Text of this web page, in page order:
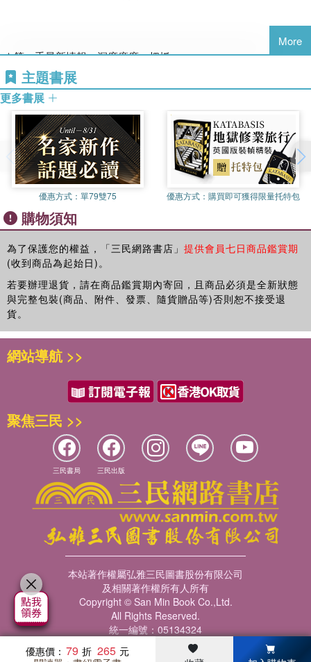
★第一手最新情報，深度廣度一把抓
文字與攝影記者為你先行探路，親自前往採訪，
實地造訪名勝景點、餐廳、飯店等，
帶回最新、最詳實的吃喝玩樂相關資訊，
是坊間唯一兼顧廣度與深度的旅遊導覽書籍。
★分區導覽，深入冰島全島風景名勝
雷克雅維克及郊區、南部黃金圈三景、世界遺產國家公園、
歐洲僅存的唯一冰原、黑沙灘、藍湖、米湖等地熱溫泉區，
本書囊括冰島東南西北各區風景名勝，
一書在手，暢遊冰島全境。
★自駕環島完整攻略
冰島旅遊除了參加當地旅遊團，
自駕是最為方便與省錢的旅遊方式，
然而如何規劃安全且盡興的自駕行程，
卻是冰島旅遊規劃的一大挑戰之一，
書中詳列了自駕Step by Step，
More
主題書展
更多書展
優惠方式： 單79雙75 優惠方式： 購買即可獲得限量托特包
購物須知
為了保護您的權益，「三民網路書店」 提供會員七日商品鑑賞期
(收到商品為起始日)。
若要辦理退貨，請在商品鑑賞期內寄回，且商品必須是全新狀態
與完整包裝(商品、附件、發票、隨貨贈品等)否則恕不接受退
貨。
優惠價： 79 265
網站導航 >>
聚焦三民 >>
三民書局 三民出版
本站著作權屬弘雅三民圖書股份有限公司
及相關著作權所有人所有
Copyright © San Min Book Co.,Ltd.
All Rights Reserved.
統一編號：05134324